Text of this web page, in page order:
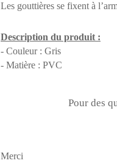
Les gouttières se fixent à
Description du produit :
- Couleur : Gris
- Matière : PVC
Pour des
Merci